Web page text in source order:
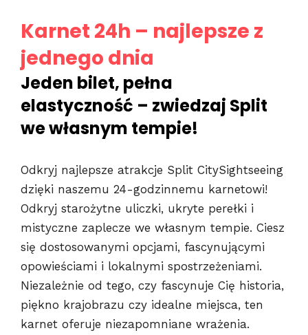
Karnet 24h – najlepsze z
jednego dnia
Jeden bilet, pełna
elastyczność – zwiedzaj Split
we własnym tempie!
Odkryj najlepsze atrakcje Split CitySightseeing
dzięki naszemu 24-godzinnemu karnetowi!
Odkryj starożytne uliczki, ukryte perełki i
mistyczne zaplecze we własnym tempie. Ciesz
się dostosowanymi opcjami, fascynującymi
opowieściami i lokalnymi spostrzeżeniami.
Niezależnie od tego, czy fascynuje Cię historia,
piękno krajobrazu czy idealne miejsca, ten
karnet oferuje niezapomniane wrażenia.